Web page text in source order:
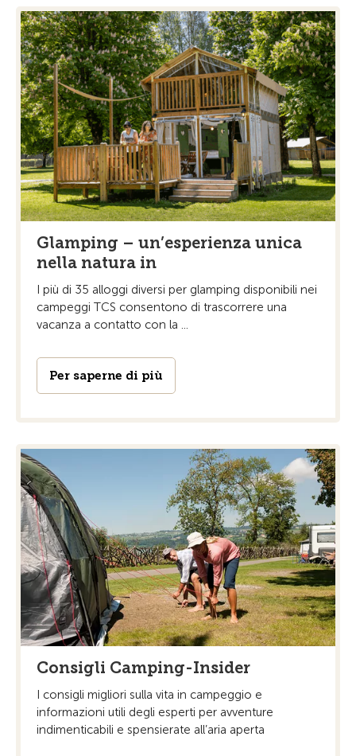
Glamping – un’esperienza unica
nella natura in
I più di 35 alloggi diversi per glamping disponibili nei
campeggi TCS consentono di trascorrere una
vacanza a contatto con la ...
Per saperne di più
Consigli Camping-Insider
I consigli migliori sulla vita in campeggio e
informazioni utili degli esperti per avventure
indimenticabili e spensierate all’aria aperta